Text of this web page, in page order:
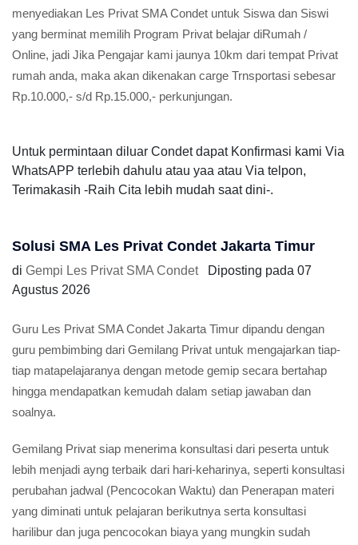
menyediakan Les Privat SMA Condet untuk Siswa dan Siswi
yang berminat memilih Program Privat belajar diRumah /
Online, jadi Jika Pengajar kami jaunya 10km dari tempat Privat
rumah anda, maka akan dikenakan carge Trnsportasi sebesar
Rp.10.000,- s/d Rp.15.000,- perkunjungan.
Untuk permintaan diluar Condet dapat Konfirmasi kami Via
WhatsAPP terlebih dahulu atau yaa atau Via telpon,
Terimakasih -Raih Cita lebih mudah saat dini-.
Solusi SMA Les Privat Condet Jakarta Timur
di Gempi Les Privat SMA Condet Diposting pada 07
Agustus 2026
Guru Les Privat SMA Condet Jakarta Timur dipandu dengan
guru pembimbing dari Gemilang Privat untuk mengajarkan tiap-
tiap matapelajaranya dengan metode gemip secara bertahap
hingga mendapatkan kemudah dalam setiap jawaban dan
soalnya.
Gemilang Privat siap menerima konsultasi dari peserta untuk
lebih menjadi ayng terbaik dari hari-keharinya, seperti konsultasi
perubahan jadwal (Pencocokan Waktu) dan Penerapan materi
yang diminati untuk pelajaran berikutnya serta konsultasi
harilibur dan juga pencocokan biaya yang mungkin sudah